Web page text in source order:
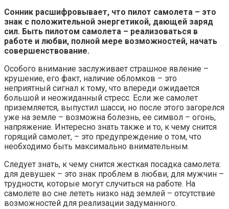
Сонник расшифровывает, что пилот самолета – это
знак с положительной энергетикой, дающей заряд
сил. Быть пилотом самолета – реализоваться в
работе и любви, полной мере возможностей, начать
совершенствование.
Особого внимание заслуживает страшное явление –
крушение, его факт, наличие обломков – это
неприятный сигнал к тому, что впереди ожидается
большой и неожиданный стресс. Если же самолет
приземляется, выпустил шасси, но после этого загорелся
уже на земле – возможна болезнь, ее символ – огонь,
напряжение. Интересно знать также и то, к чему снится
горящий самолет, – это предупреждение о том, что
необходимо быть максимально внимательным.
Следует знать, к чему снится жесткая посадка самолета:
для девушек – это знак проблем в любви, для мужчин –
трудности, которые могут случиться на работе. На
самолете во сне лететь низко над землей – отсутствие
возможностей для реализации задуманного.